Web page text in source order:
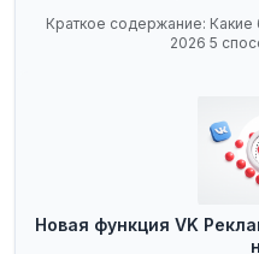
Краткое содержание:
2026 5
Новая функция VK